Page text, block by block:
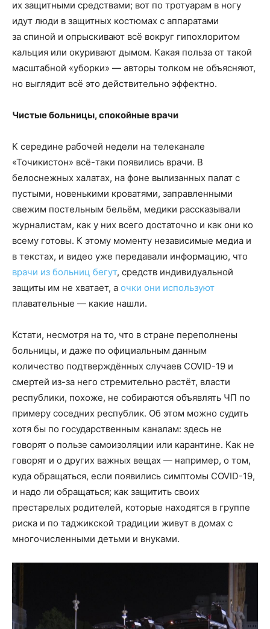
их защитными средствами; вот по тротуарам в ногу
идут люди в защитных костюмах с аппаратами
за спиной и опрыскивают всё вокруг гипохлоритом
кальция или окуривают дымом. Какая польза от такой
масштабной «уборки» — авторы толком не объясняют,
но выглядит всё это действительно эффектно.
Чистые больницы, спокойные врачи
К середине рабочей недели на телеканале
«Точикистон» всё-таки появились врачи. В
белоснежных халатах, на фоне вылизанных палат с
пустыми, новенькими кроватями, заправленными
свежим постельным бельём, медики рассказывали
журналистам, как у них всего достаточно и как они ко
всему готовы. К этому моменту независимые медиа и
в текстах, и видео уже передавали информацию, что
врачи из больниц бегут, средств индивидуальной
защиты им не хватает, а очки они используют
плавательные — какие нашли.
Кстати, несмотря на то, что в стране переполнены
больницы, и даже по официальным данным
количество подтверждённых случаев COVID-19 и
смертей из-за него стремительно растёт, власти
республики, похоже, не собираются объявлять ЧП по
примеру соседних республик. Об этом можно судить
хотя бы по государственным каналам: здесь не
говорят о пользе самоизоляции или карантине. Как не
говорят и о других важных вещах — например, о том,
куда обращаться, если появились симптомы COVID-19,
и надо ли обращаться; как защитить своих
престарелых родителей, которые находятся в группе
риска и по таджикской традиции живут в домах с
многочисленными детьми и внуками.